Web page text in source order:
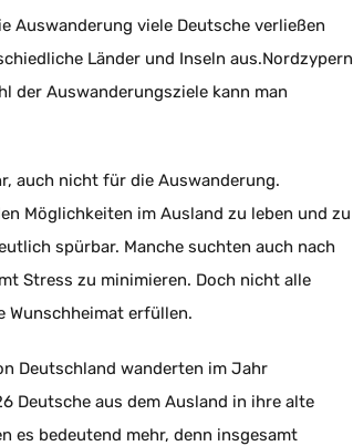
Auswanderung viele Deutsche verließen
Länder und Inseln aus.Nordzypern
der Auswanderungsziele kann man
auch nicht für die Auswanderung.
Möglichkeiten im Ausland zu leben und zu
spürbar. Manche suchten auch nach
Stress zu minimieren. Doch nicht alle
Wunschheimat erfüllen.
Deutschland wanderten im Jahr
Deutsche aus dem Ausland in ihre alte
es bedeutend mehr, denn insgesamt